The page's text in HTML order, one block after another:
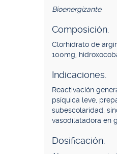
Bioenergizante.
Composición.
Clorhidrato de
100mg,
Indicaciones.
Reactivación
psíquica leve,
subescolaridad,
vasodilatadora en
Dosificación.